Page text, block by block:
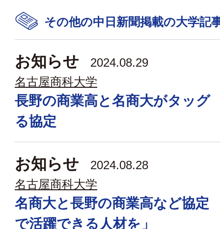
その他の中日新聞掲載の大学記
お知らせ
2024.08.29
名古屋商科大学
長野の商業高と名商大がタッ
る協定
お知らせ
2024.08.28
名古屋商科大学
名商大と長野の商業高など協
で活躍できる人材を」